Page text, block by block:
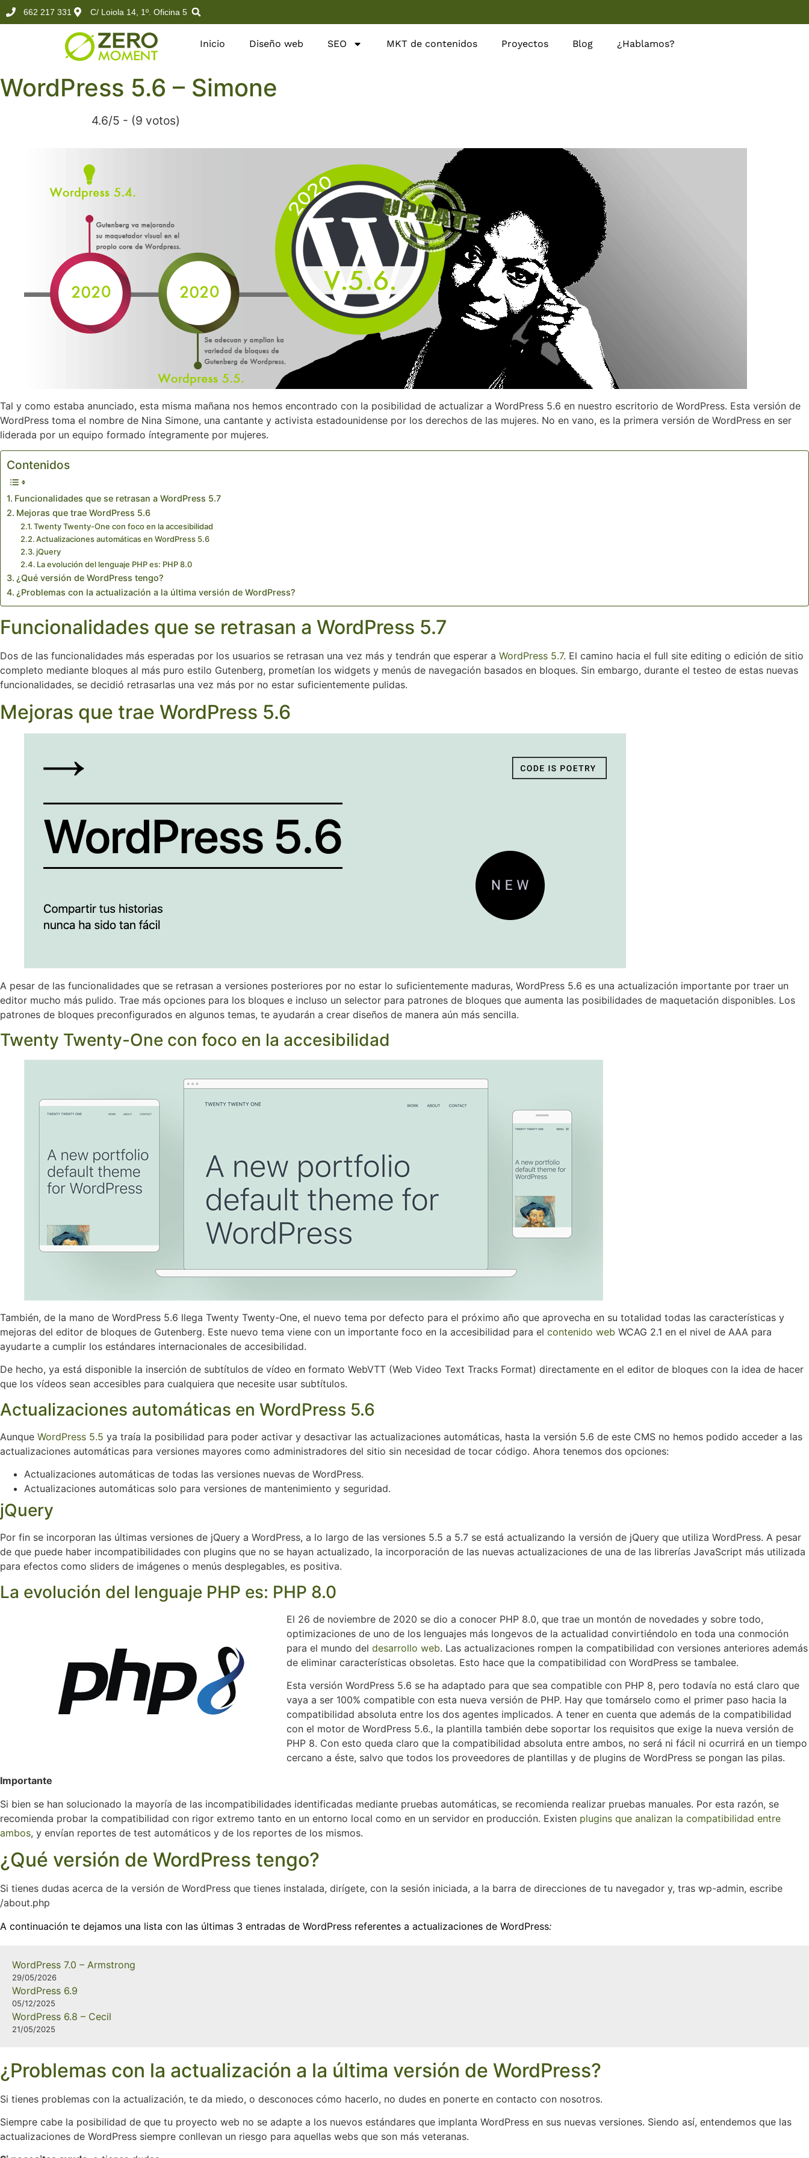
662 217 331 C/ Loiola 14, 1º. Oficina 5
Inicio Diseño web SEO MKT de contenidos Proyectos Blog ¿Hablamos?
WordPress 5.6 – Simone
4.6/5 - (9 votos)
Tal y como estaba anunciado, esta misma mañana nos hemos encontrado con la posibilidad de actualizar a WordPress 5.6 en nuestro escritorio de WordPress. Esta versión de
WordPress toma el nombre de Nina Simone, una cantante y activista estadounidense por los derechos de las mujeres. No en vano, es la primera versión de WordPress en ser
liderada por un equipo formado íntegramente por mujeres.
Contenidos
Funcionalidades que se retrasan a WordPress 5.7
Mejoras que trae WordPress 5.6
Twenty Twenty-One con foco en la accesibilidad
Actualizaciones automáticas en WordPress 5.6
jQuery
La evolución del lenguaje PHP es: PHP 8.0
¿Qué versión de WordPress tengo?
¿Problemas con la actualización a la última versión de WordPress?
Funcionalidades que se retrasan a WordPress 5.7
Dos de las funcionalidades más esperadas por los usuarios se retrasan una vez más y tendrán que esperar a WordPress 5.7. El camino hacia el full site editing o edición de sitio
completo mediante bloques al más puro estilo Gutenberg, prometían los widgets y menús de navegación basados en bloques. Sin embargo, durante el testeo de estas nuevas
funcionalidades, se decidió retrasarlas una vez más por no estar suficientemente pulidas.
Mejoras que trae WordPress 5.6
A pesar de las funcionalidades que se retrasan a versiones posteriores por no estar lo suficientemente maduras, WordPress 5.6 es una actualización importante por traer un
editor mucho más pulido. Trae más opciones para los bloques e incluso un selector para patrones de bloques que aumenta las posibilidades de maquetación disponibles. Los
patrones de bloques preconfigurados en algunos temas, te ayudarán a crear diseños de manera aún más sencilla.
Twenty Twenty-One con foco en la accesibilidad
También, de la mano de WordPress 5.6 llega Twenty Twenty-One, el nuevo tema por defecto para el próximo año que aprovecha en su totalidad todas las características y
mejoras del editor de bloques de Gutenberg. Este nuevo tema viene con un importante foco en la accesibilidad para el contenido web WCAG 2.1 en el nivel de AAA para
ayudarte a cumplir los estándares internacionales de accesibilidad.
De hecho, ya está disponible la inserción de subtítulos de vídeo en formato WebVTT (Web Video Text Tracks Format) directamente en el editor de bloques con la idea de hacer
que los vídeos sean accesibles para cualquiera que necesite usar subtítulos.
Actualizaciones automáticas en WordPress 5.6
Aunque WordPress 5.5 ya traía la posibilidad para poder activar y desactivar las actualizaciones automáticas, hasta la versión 5.6 de este CMS no hemos podido acceder a las
actualizaciones automáticas para versiones mayores como administradores del sitio sin necesidad de tocar código. Ahora tenemos dos opciones:
Actualizaciones automáticas de todas las versiones nuevas de WordPress.
Actualizaciones automáticas solo para versiones de mantenimiento y seguridad.
jQuery
Por fin se incorporan las últimas versiones de jQuery a WordPress, a lo largo de las versiones 5.5 a 5.7 se está actualizando la versión de jQuery que utiliza WordPress. A pesar
de que puede haber incompatibilidades con plugins que no se hayan actualizado, la incorporación de las nuevas actualizaciones de una de las librerías JavaScript más utilizada
para efectos como sliders de imágenes o menús desplegables, es positiva.
La evolución del lenguaje PHP es: PHP 8.0
El 26 de noviembre de 2020 se dio a conocer PHP 8.0, que trae un montón de novedades y sobre todo,
optimizaciones de uno de los lenguajes más longevos de la actualidad convirtiéndolo en toda una conmoción
para el mundo del desarrollo web. Las actualizaciones rompen la compatibilidad con versiones anteriores además
de eliminar características obsoletas. Esto hace que la compatibilidad con WordPress se tambalee.
Esta versión WordPress 5.6 se ha adaptado para que sea compatible con PHP 8, pero todavía no está claro que
vaya a ser 100% compatible con esta nueva versión de PHP. Hay que tomárselo como el primer paso hacia la
compatibilidad absoluta entre los dos agentes implicados. A tener en cuenta que además de la compatibilidad
con el motor de WordPress 5.6., la plantilla también debe soportar los requisitos que exige la nueva versión de
PHP 8. Con esto queda claro que la compatibilidad absoluta entre ambos, no será ni fácil ni ocurrirá en un tiempo
cercano a éste, salvo que todos los proveedores de plantillas y de plugins de WordPress se pongan las pilas.
Importante
Si bien se han solucionado la mayoría de las incompatibilidades identificadas mediante pruebas automáticas, se recomienda realizar pruebas manuales. Por esta razón, se
recomienda probar la compatibilidad con rigor extremo tanto en un entorno local como en un servidor en producción. Existen plugins que analizan la compatibilidad entre
ambos, y envían reportes de test automáticos y de los reportes de los mismos.
¿Qué versión de WordPress tengo?
Si tienes dudas acerca de la versión de WordPress que tienes instalada, dirígete, con la sesión iniciada, a la barra de direcciones de tu navegador y, tras wp-admin, escribe
/about.php
A continuación te dejamos una lista con las últimas 3 entradas de WordPress referentes a actualizaciones de WordPress:
WordPress 7.0 – Armstrong
29/05/2026
WordPress 6.9
05/12/2025
WordPress 6.8 – Cecil
21/05/2025
¿Problemas con la actualización a la última versión de WordPress?
Si tienes problemas con la actualización, te da miedo, o desconoces cómo hacerlo, no dudes en ponerte en contacto con nosotros.
Siempre cabe la posibilidad de que tu proyecto web no se adapte a los nuevos estándares que implanta WordPress en sus nuevas versiones. Siendo así, entendemos que las
actualizaciones de WordPress siempre conllevan un riesgo para aquellas webs que son más veteranas.